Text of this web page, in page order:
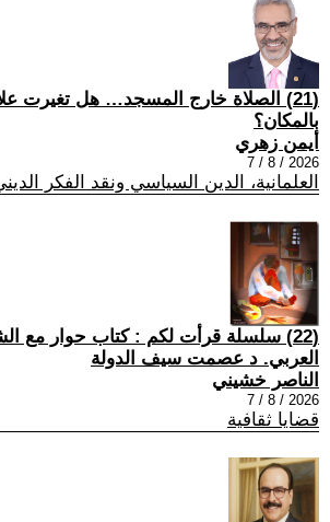
(21) الصلاة خارج المسجد… هل تغيرت
بالمكان؟
أيمن زهري
2026 / 8 / 7
العلمانية، الدين السياسي ونقد الفكر
(22) سلسلة قرأت لكم : كتاب حوار مع
العربي. د عصمت سيف الدولة
الناصر خشيني
2026 / 8 / 7
قضايا ثقافية